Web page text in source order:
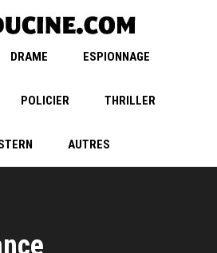
DRAME ESPIONNAGE
POLICIER THRILLER
AUTRES